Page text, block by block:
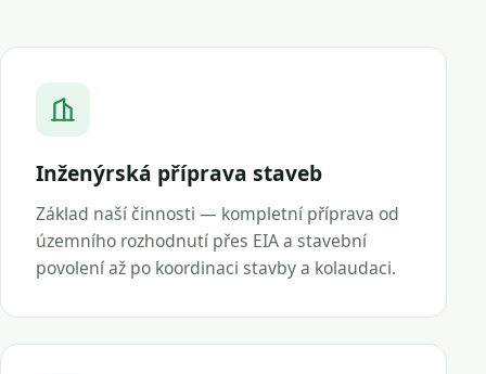
Inženýrská příprava staveb
Základ naší činnosti — kompletní příprava od
územního rozhodnutí přes EIA a stavební
povolení až po koordinaci stavby a kolaudaci.